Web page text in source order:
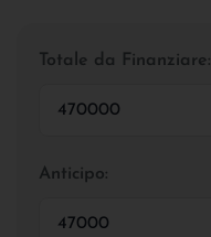
Totale da Finanziare:
Anticipo: